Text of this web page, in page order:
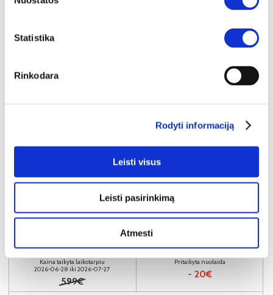
Statistika
Rinkodara
Rodyti informaciją
Leisti visus
Leisti pasirinkimą
Atmesti
BALTIC A spinta 220
G:59cm
Kaina taikyta laikotarpiu
2026-06-28 iki 2026-07-27
599€
Pritaikyta nuolaida
- 20€